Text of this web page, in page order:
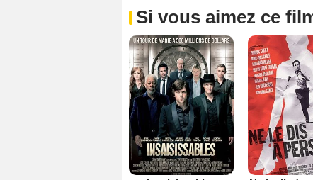
Si vous aimez ce